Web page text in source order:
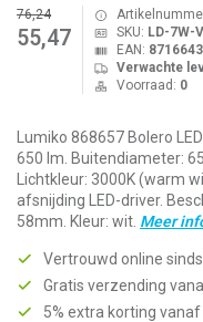
76,24
55,47
SKU: LD-7W-
EAN:
Verwachte
Voorraad: 0
Lumiko 868657 Bolero
650 lm. Buitendiameter:
Lichtkleur: 3000K (warm
afsnijding LED-driver.
58mm. Kleur: wit. Meer
Vertrouwd online
Gratis verzending
5% extra korting vanaf